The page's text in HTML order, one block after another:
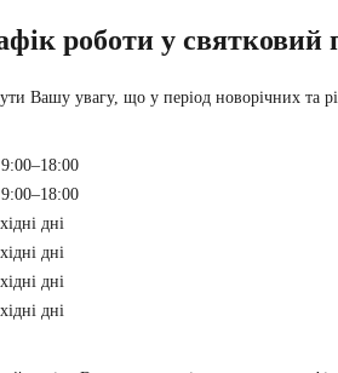
роботи у святковий
Вашу увагу, що у період новорічних та
дні
дні
дні
дні